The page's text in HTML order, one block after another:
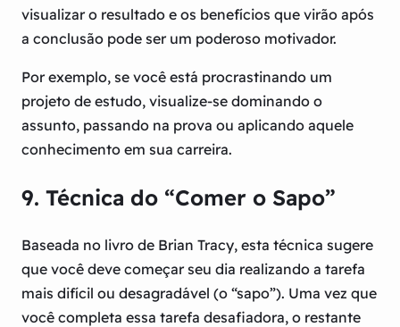
visualizar o resultado e os benefícios que virão após
a conclusão pode ser um poderoso motivador.
Por exemplo, se você está procrastinando um
projeto de estudo, visualize-se dominando o
assunto, passando na prova ou aplicando aquele
conhecimento em sua carreira.
9. Técnica do “Comer o Sapo”
Baseada no livro de Brian Tracy, esta técnica sugere
que você deve começar seu dia realizando a tarefa
mais difícil ou desagradável (o “sapo”). Uma vez que
você completa essa tarefa desafiadora, o restante